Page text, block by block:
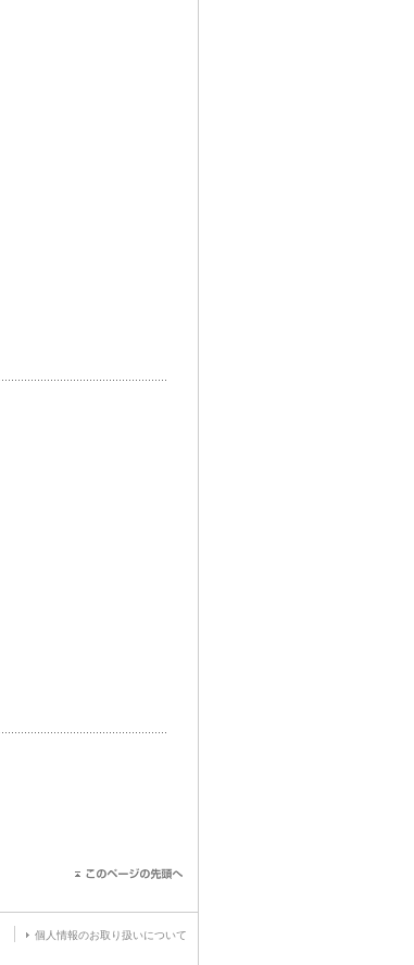
個人情報のお取り扱いについて